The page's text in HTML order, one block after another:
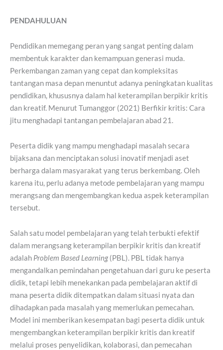
PENDAHULUAN
Pendidikan memegang peran yang sangat penting dalam
membentuk karakter dan kemampuan generasi muda.
Perkembangan zaman yang cepat dan kompleksitas
tantangan masa depan menuntut adanya peningkatan kualitas
pendidikan, khususnya dalam hal keterampilan berpikir kritis
dan kreatif. Menurut Tumanggor (2021) Berfikir kritis: Cara
jitu menghadapi tantangan pembelajaran abad 21.
Peserta didik yang mampu menghadapi masalah secara
bijaksana dan menciptakan solusi inovatif menjadi aset
berharga dalam masyarakat yang terus berkembang. Oleh
karena itu, perlu adanya metode pembelajaran yang mampu
merangsang dan mengembangkan kedua aspek keterampilan
tersebut.
Salah satu model pembelajaran yang telah terbukti efektif
dalam merangsang keterampilan berpikir kritis dan kreatif
adalah Problem Based Learning(PBL). PBL tidak hanya
mengandalkan pemindahan pengetahuan dari guru ke peserta
didik, tetapi lebih menekankan pada pembelajaran aktif di
mana peserta didik ditempatkan dalam situasi nyata dan
dihadapkan pada masalah yang memerlukan pemecahan.
Model ini memberikan kesempatan bagi peserta didik untuk
mengembangkan keterampilan berpikir kritis dan kreatif
melalui proses penyelidikan, kolaborasi, dan pemecahan